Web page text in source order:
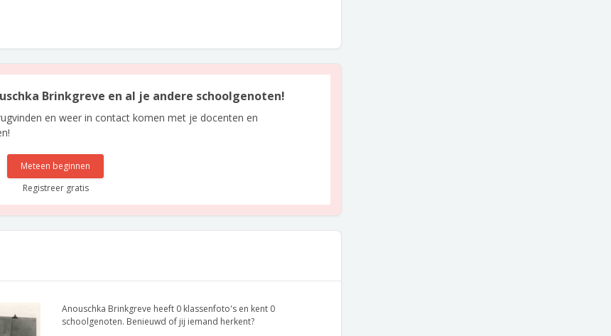
Brinkgreve en al je andere schoolgenoten!
en weer in contact komen met je docenten en
Meteen beginnen
Registreer gratis
Anouschka Brinkgreve heeft 0 klassenfoto's en kent 0
schoolgenoten. Benieuwd of jij iemand herkent?